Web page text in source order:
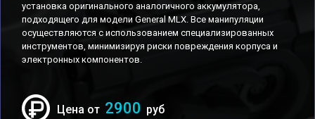
установка оригинального аналогичного аккумулятора,
подходящего для модели General MLX. Все манипуляции
осуществляются с использованием специализированных
инструментов, минимизируя риски повреждения корпуса и
электронных компонентов.
Цена от 2900 руб